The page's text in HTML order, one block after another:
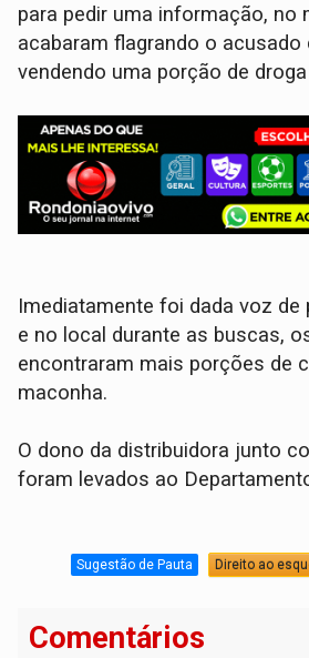
para pedir uma informação, no
acabaram flagrando o acusado
vendendo uma porção de
Imediatamente foi dada voz de
e no local durante as buscas,
encontraram mais porções de
maconha.
O dono da distribuidora junto
foram levados ao
Sugestão de Pauta Direito ao
Comentários